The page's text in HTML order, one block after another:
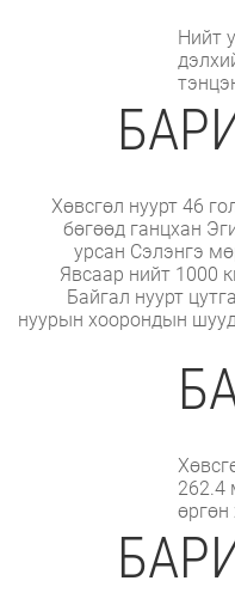
Нийт
Хөвсгөл нуурт 46
бөгөөд ганцхан
урсан Сэлэнгэ
Явсаар нийт 1000
Байгал нуурт
нуурын хоорондын
262.4
өргөн